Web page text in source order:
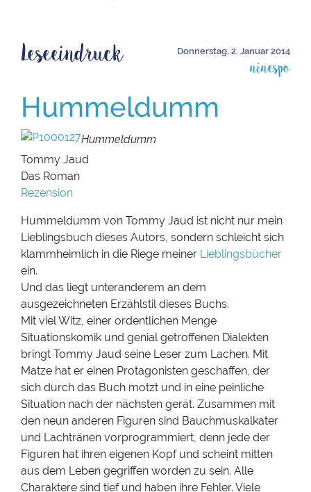
Donnerstag, 2. Januar 2014
ninespo
Leseeindruck
Hummeldumm
Hummeldumm
Tommy Jaud
Das Roman
Rezension
Hummeldumm von Tommy Jaud ist nicht nur mein
Lieblingsbuch dieses Autors, sondern schleicht sich
klammheimlich in die Riege meiner Lieblingsbücher
ein.
Und das liegt unteranderem an dem
ausgezeichneten Erzählstil dieses Buchs.
Mit viel Witz, einer ordentlichen Menge
Situationskomik und genial getroffenen Dialekten
bringt Tommy Jaud seine Leser zum Lachen. Mit
Matze hat er einen Protagonisten geschaffen, der
sich durch das Buch motzt und in eine peinliche
Situation nach der nächsten gerät. Zusammen mit
den neun anderen Figuren sind Bauchmuskalkater
und Lachtränen vorprogrammiert, denn jede der
Figuren hat ihren eigenen Kopf und scheint mitten
aus dem Leben gegriffen worden zu sein. Alle
Charaktere sind tief und haben ihre Fehler. Viele